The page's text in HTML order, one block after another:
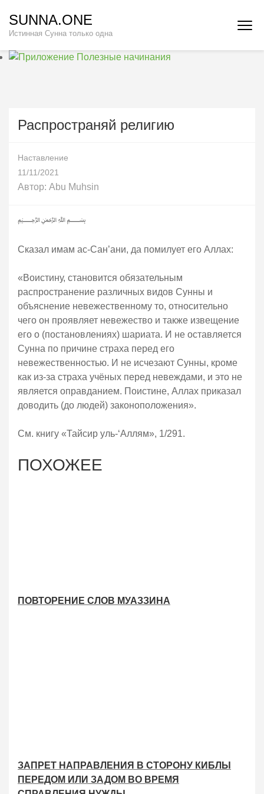
содержимому
(нажмите
Enter)
SUNNA.ONE
Истинная Сунна только одна
Распространяй религию
Наставление
11/11/2021
Автор: Abu Muhsin
﷽
Сказал имам ас-Сан’ани, да помилует его Аллах:
«Воистину, становится обязательным
распространение различных видов Сунны и
объяснение невежественному то, относительно
чего он проявляет невежество и также извещение
его о (постановлениях) шариата. И не оставляется
Сунна по причине страха перед его
невежественностью. И не исчезают Сунны, кроме
как из-за страха учёных перед невеждами, и это не
является оправданием. Поистине, Аллах приказал
доводить (до людей) законоположения».
См. книгу «Тайсир уль-‘Аллям», 1/291.
ПОХОЖЕЕ
ПОВТОРЕНИЕ СЛОВ МУАЗЗИНА
ЗАПРЕТ НАПРАВЛЕНИЯ В СТОРОНУ КИБЛЫ
ПЕРЕДОМ ИЛИ ЗАДОМ ВО ВРЕМЯ